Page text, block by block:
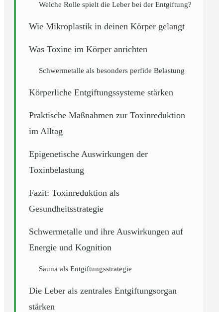
Welche Rolle spielt die Leber bei der Entgiftung?
Wie Mikroplastik in deinen Körper gelangt
Was Toxine im Körper anrichten
Schwermetalle als besonders perfide Belastung
Körperliche Entgiftungssysteme stärken
Praktische Maßnahmen zur Toxinreduktion
im Alltag
Epigenetische Auswirkungen der
Toxinbelastung
Fazit: Toxinreduktion als
Gesundheitsstrategie
Schwermetalle und ihre Auswirkungen auf
Energie und Kognition
Sauna als Entgiftungsstrategie
Die Leber als zentrales Entgiftungsorgan
stärken